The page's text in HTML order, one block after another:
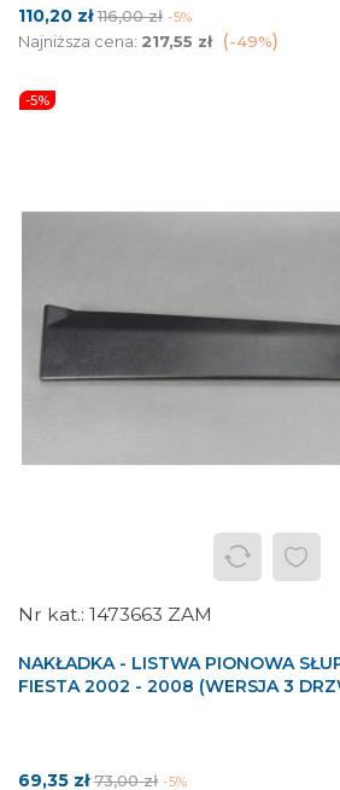
Cena
110,20 złCena
podstawowa
116,00 zł -5%
Najniższa cena: 217,55 zł -49%
-5%
1473663 ZAM
NAKŁADKA - LISTWA PIONOWA
FIESTA 2002 - 2008 (WERSJA 3
Cena
69,35 zł Cena
73,00 zł -5%